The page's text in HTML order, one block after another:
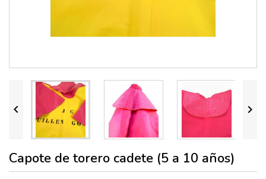
 
Capote de torero cadete (5 a 10 años)